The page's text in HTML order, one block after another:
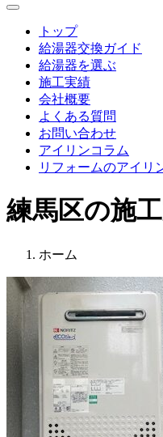
Menu
トップ
給湯器交換ガイド
給湯器を選ぶ
施工実績
会社概要
よくある質問
お問い合わせ
アイリンコラム
リフォームのアイリ
練馬区の施
ホーム